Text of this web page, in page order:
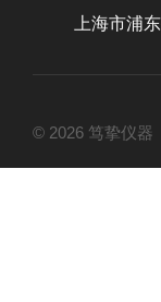
上海市浦
© 2026 笃挚仪